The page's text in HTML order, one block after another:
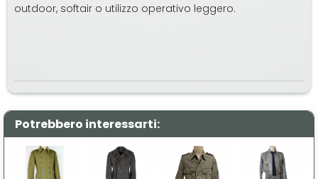
outdoor, softair o utilizzo operativo leggero.
Potrebbero interessarti: